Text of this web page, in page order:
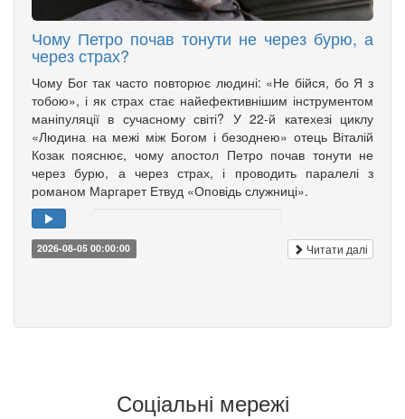
Чому Петро почав тонути не через бурю, а
через страх?
Чому Бог так часто повторює людині: «Не бійся, бо Я з
тобою», і як страх стає найефективнішим інструментом
маніпуляції в сучасному світі? У 22-й катехезі циклу
«Людина на межі між Богом і безоднею» отець Віталій
Козак пояснює, чому апостол Петро почав тонути не
через бурю, а через страх, і проводить паралелі з
романом Маргарет Етвуд «Оповідь служниці».
2026-08-05 00:00:00 Читати далі
Соціальні мережі